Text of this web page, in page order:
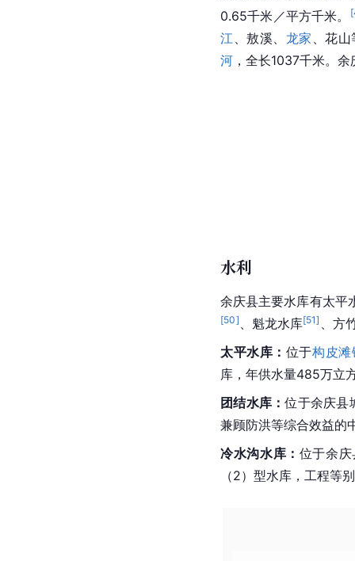
0.65千米／平方千米。
[
江、敖溪、 龙家 、花
河 ，全长1037千米。
水利
余庆县主要水库有太平
[50] 、魁龙水库[51] 、方
太平水库： 位于构皮滩
库，年供水量485万立
团结水库：位于余庆县
兼顾防洪等综合效益的
冷水沟水库： 位于余
（2）型水库，工程等